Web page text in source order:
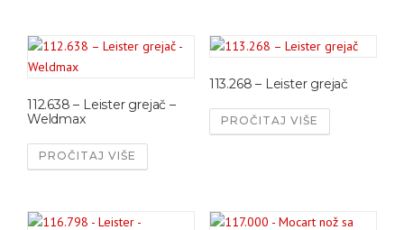
112.638 – Leister grejač –
Weldmax
PROČITAJ VIŠE
113.268 – Leister grejač
PROČITAJ VIŠE